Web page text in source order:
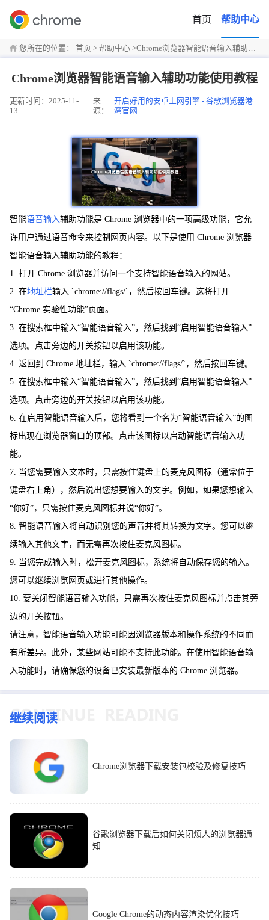
首页 帮助中心
您所在的位置： 首页 > 帮助中心 >Chrome浏览器智能语音输入辅助功能使用教程
Chrome浏览器智能语音输入辅助功能使用教程
更新时间：2025-11-
13
来
源：
开启好用的安卓上网引擎 - 谷歌浏览器港
湾官网
智能语音输入辅助功能是 Chrome 浏览器中的一项高级功能，它允
许用户通过语音命令来控制网页内容。以下是使用 Chrome 浏览器
智能语音输入辅助功能的教程：
1. 打开 Chrome 浏览器并访问一个支持智能语音输入的网站。
2. 在地址栏输入 `chrome://flags/`，然后按回车键。这将打开
“Chrome 实验性功能”页面。
3. 在搜索框中输入“智能语音输入”，然后找到“启用智能语音输入”
选项。点击旁边的开关按钮以启用该功能。
4. 返回到 Chrome 地址栏，输入 `chrome://flags/`，然后按回车键。
5. 在搜索框中输入“智能语音输入”，然后找到“启用智能语音输入”
选项。点击旁边的开关按钮以启用该功能。
6. 在启用智能语音输入后，您将看到一个名为“智能语音输入”的图
标出现在浏览器窗口的顶部。点击该图标以启动智能语音输入功
能。
7. 当您需要输入文本时，只需按住键盘上的麦克风图标（通常位于
键盘右上角），然后说出您想要输入的文字。例如，如果您想输入
“你好”，只需按住麦克风图标并说“你好”。
8. 智能语音输入将自动识别您的声音并将其转换为文字。您可以继
续输入其他文字，而无需再次按住麦克风图标。
9. 当您完成输入时，松开麦克风图标，系统将自动保存您的输入。
您可以继续浏览网页或进行其他操作。
10. 要关闭智能语音输入功能，只需再次按住麦克风图标并点击其旁
边的开关按钮。
请注意，智能语音输入功能可能因浏览器版本和操作系统的不同而
有所差异。此外，某些网站可能不支持此功能。在使用智能语音输
入功能时，请确保您的设备已安装最新版本的 Chrome 浏览器。
继续阅读
Chrome浏览器下载安装包校验及修复技巧
谷歌浏览器下载后如何关闭烦人的浏览器通
知
Google Chrome的动态内容渲染优化技巧